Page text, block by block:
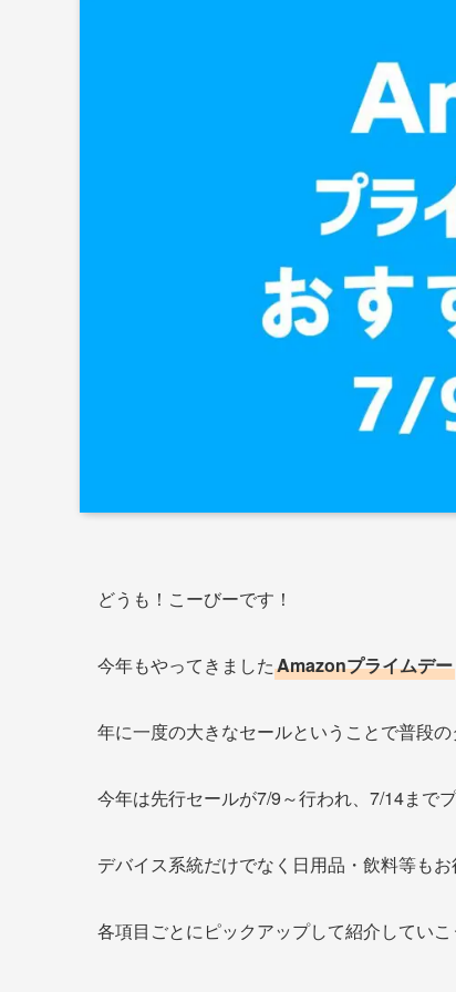
どうも！こーびーです！
今年もやってきましたAmazonプライムデー
年に一度の大きなセールということで普段
今年は先行セールが7/9～行われ、7/14まで
デバイス系統だけでなく日用品・飲料等も
各項目ごとにピックアップして紹介していこ